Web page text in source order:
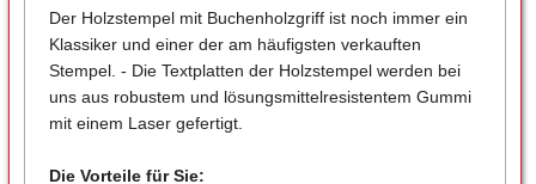
Der Holzstempel mit Buchenholzgriff ist noch immer ein
Klassiker und einer der am häufigsten verkauften
Stempel. - Die Textplatten der Holzstempel werden bei
uns aus robustem und lösungsmittelresistentem Gummi
mit einem Laser gefertigt.
Die Vorteile für Sie: